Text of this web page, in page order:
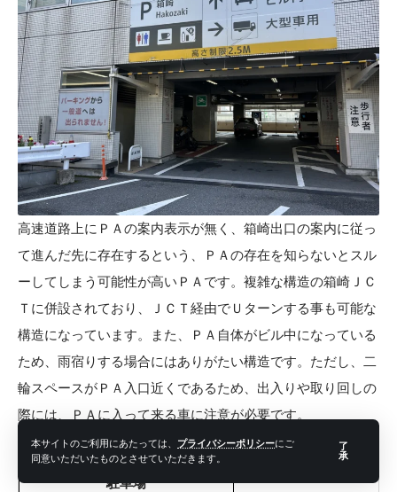
本サイトのご利用にあたっては、 プライバシーポリシーにご
同意いただいたものとさせていただきます。
了
承
高速道路上にＰＡの案内表示が無く、箱崎出口の案内に従っ
て進んだ先に存在するという、ＰＡの存在を知らないとスル
ーしてしまう可能性が高いＰＡです。複雑な構造の箱崎ＪＣ
Ｔに併設されており、ＪＣＴ経由でＵターンする事も可能な
構造になっています。また、ＰＡ自体がビル中になっている
ため、雨宿りする場合にはありがたい構造です。ただし、二
輪スペースがＰＡ入口近くであるため、出入りや取り回しの
際には、ＰＡに入って来る車に注意が必要です。
箱崎PA
駐車場